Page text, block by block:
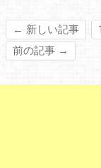
← 新しい記事 1
前の記事 →